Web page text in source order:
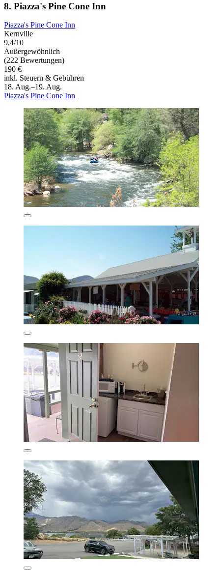
8. Piazza's Pine Cone Inn
Piazza's Pine Cone Inn
Kernville
9,4/10
Außergewöhnlich
(222 Bewertungen)
190 €
inkl. Steuern & Gebühren
18. Aug.–19. Aug.
Piazza's Pine Cone Inn